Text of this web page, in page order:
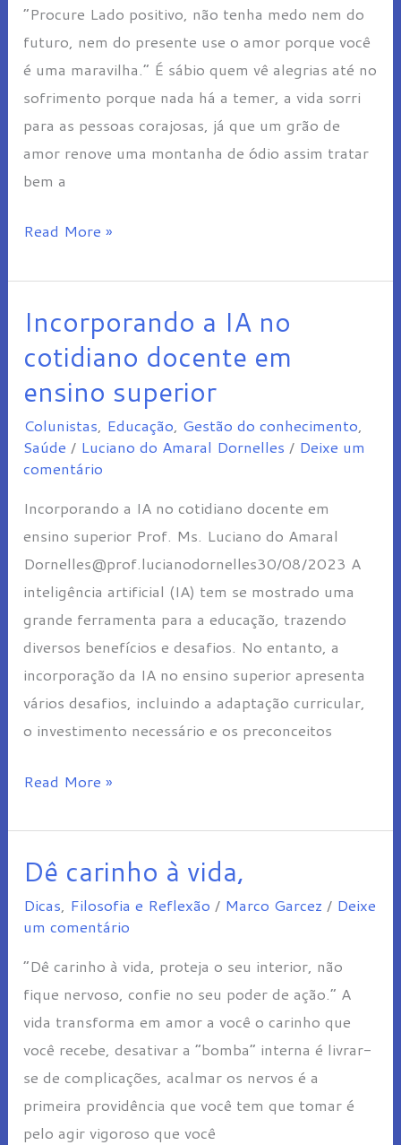
“Procure Lado positivo, não tenha medo nem do
futuro, nem do presente use o amor porque você
é uma maravilha.” É sábio quem vê alegrias até no
sofrimento porque nada há a temer, a vida sorri
para as pessoas corajosas, já que um grão de
amor renove uma montanha de ódio assim tratar
bem a
Read More »
Incorporando a IA no
cotidiano docente em
ensino superior
Colunistas, Educação, Gestão do conhecimento,
Saúde / Luciano do Amaral Dornelles / Deixe um
comentário
Incorporando a IA no cotidiano docente em
ensino superior Prof. Ms. Luciano do Amaral
Dornelles@prof.lucianodornelles30/08/2023 A
inteligência artificial (IA) tem se mostrado uma
grande ferramenta para a educação, trazendo
diversos benefícios e desafios. No entanto, a
incorporação da IA no ensino superior apresenta
vários desafios, incluindo a adaptação curricular,
o investimento necessário e os preconceitos
Incorporando
IA
no
cotidiano
docente
ensino
superior
Read More »
Dê carinho à vida,
Dicas, Filosofia e Reflexão / Marco Garcez / Deixe
um comentário
“Dê carinho à vida, proteja o seu interior, não
fique nervoso, confie no seu poder de ação.” A
vida transforma em amor a você o carinho que
você recebe, desativar a “bomba” interna é livrar-
se de complicações, acalmar os nervos é a
primeira providência que você tem que tomar é
pelo agir vigoroso que você
Dê
à